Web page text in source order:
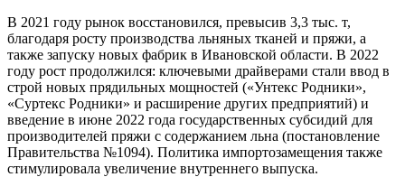
В 2021 году рынок восстановился, превысив 3,3 тыс. т,
благодаря росту производства льняных тканей и пряжи, а
также запуску новых фабрик в Ивановской области. В 2022
году рост продолжился: ключевыми драйверами стали ввод в
строй новых прядильных мощностей («Унтекс Родники»,
«Суртекс Родники» и расширение других предприятий) и
введение в июне 2022 года государственных субсидий для
производителей пряжи с содержанием льна (постановление
Правительства №1094). Политика импортозамещения также
стимулировала увеличение внутреннего выпуска.